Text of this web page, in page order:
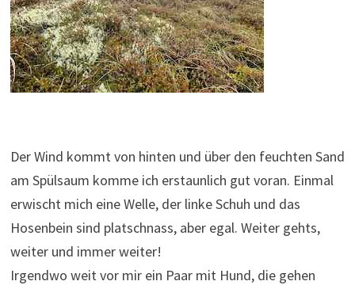
Der Wind kommt von hinten und über den feuchten Sand
am Spülsaum komme ich erstaunlich gut voran. Einmal
erwischt mich eine Welle, der linke Schuh und das
Hosenbein sind platschnass, aber egal. Weiter gehts,
weiter und immer weiter!
Irgendwo weit vor mir ein Paar mit Hund, die gehen